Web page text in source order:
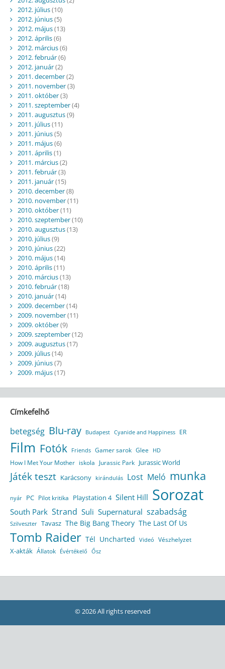
2012. július(10)
2012. június(5)
2012. május(13)
2012. április(6)
2012. március(6)
2012. február(6)
2012. január(2)
2011. december(2)
2011. november(3)
2011. október(3)
2011. szeptember(4)
2011. augusztus(9)
2011. július(11)
2011. június(5)
2011. május(6)
2011. április(1)
2011. március(2)
2011. február(3)
2011. január(15)
2010. december(8)
2010. november(11)
2010. október(11)
2010. szeptember(10)
2010. augusztus(13)
2010. július(9)
2010. június(22)
2010. május(14)
2010. április(11)
2010. március(13)
2010. február(18)
2010. január(14)
2009. december(14)
2009. november(11)
2009. október(9)
2009. szeptember(12)
2009. augusztus(17)
2009. július(14)
2009. június(7)
2009. május(17)
Címkefelhő
betegség Blu-ray Budapest Cyanide and Happiness ER
Film Fotók Friends Gamer sarok Glee HD
How I Met Your Mother iskola Jurassic Park Jurassic World
Játék teszt Karácsony kirándulás Lost Meló munka
nyár PC Pilot kritika Playstation 4 Silent Hill Sorozat
South Park Strand Suli Supernatural szabadság
Szilveszter Tavasz The Big Bang Theory The Last Of Us
Tomb Raider Tél Uncharted Videó Vészhelyzet
X-akták Állatok Évértékelő Ősz
© 2026 All rights reserved